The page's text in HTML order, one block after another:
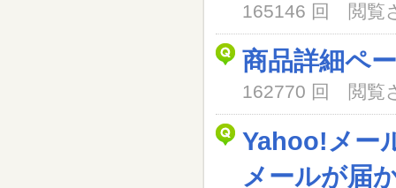
165146 回 閲覧
商品詳細ペ
162770 回 閲覧
Yahoo!メー
メールが届